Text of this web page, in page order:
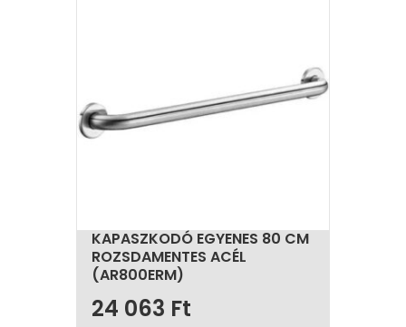
KAPASZKODÓ EGYENES 80 CM
ROZSDAMENTES ACÉL
(AR800ERM)
24 063 Ft